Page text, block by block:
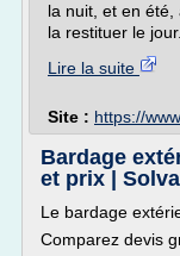
la nuit, et en
la restituer le
Lire la suite
Site : https://
Bardage
et prix |
Le bardage
Comparez devis